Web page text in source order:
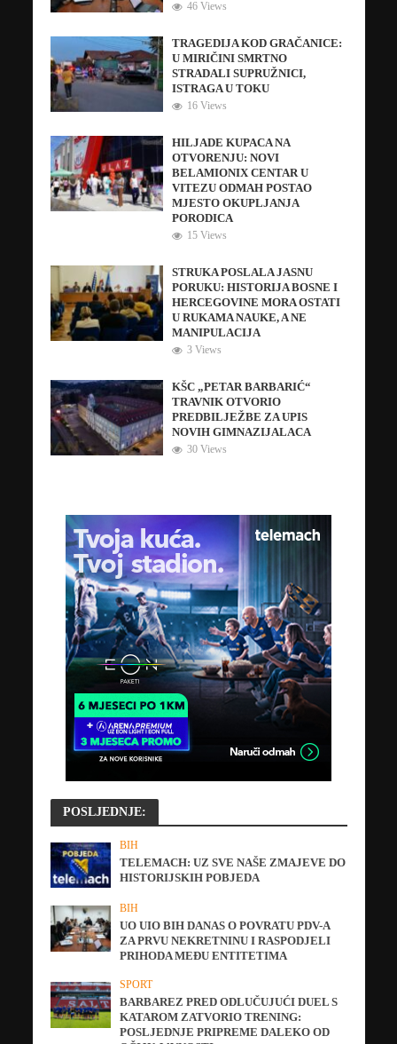
46 Views
TRAGEDIJA KOD GRAČANICE:
U MIRIČINI SMRTNO
STRADALI SUPRUŽNICI,
ISTRAGA U TOKU
16 Views
HILJADE KUPACA NA
OTVORENJU: NOVI
BELAMIONIX CENTAR U
VITEZU ODMAH POSTAO
MJESTO OKUPLJANJA
PORODICA
15 Views
STRUKA POSLALA JASNU
PORUKU: HISTORIJA BOSNE I
HERCEGOVINE MORA OSTATI
U RUKAMA NAUKE, A NE
MANIPULACIJA
3 Views
KŠC „PETAR BARBARIĆ“
TRAVNIK OTVORIO
PREDBILJEŽBE ZA UPIS
NOVIH GIMNAZIJALACA
30 Views
POSLJEDNJE:
BIH
TELEMACH: UZ SVE NAŠE ZMAJEVE DO
HISTORIJSKIH POBJEDA
BIH
UO UIO BIH DANAS O POVRATU PDV-A
ZA PRVU NEKRETNINU I RASPODJELI
PRIHODA MEĐU ENTITETIMA
SPORT
BARBAREZ PRED ODLUČUJUĆI DUEL S
KATAROM ZATVORIO TRENING:
POSLJEDNJE PRIPREME DALEKO OD